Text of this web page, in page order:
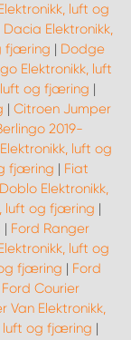
luft og
Dacia Elektronikk,
fjæring | Dodge
Elektronikk, luft
luft og fjæring |
| Citroen Jumper
2019-
luft og
fjæring | Fiat
Elektronikk,
luft og fjæring |
| Ford Ranger
luft og
fjæring | Ford
Ford Courier
Van Elektronikk,
luft og fjæring |